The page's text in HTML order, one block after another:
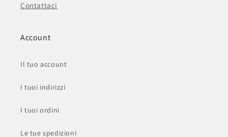
Contattaci
Account
Il tuo account
I tuoi indirizzi
I tuoi ordini
Le tue spedizioni